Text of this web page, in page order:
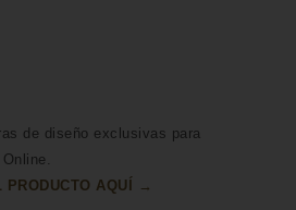
de diseño exclusivas para
PRODUCTO AQUÍ →